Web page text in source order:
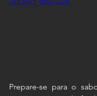
zBB26X2_0AkLvxkK
Prepare-se para o